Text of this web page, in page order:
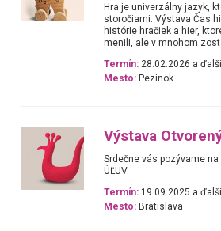
Hra je univerzálny jazyk,
storočiami. Výstava Čas
histórie hračiek a hier,
menili, ale v mnohom
Termín: 28.02.2026 a
Mesto: Pezinok
Výstava
Srdečne vás pozývame
ÚĽUV.
Termín: 19.09.2025 a
Mesto: Bratislava